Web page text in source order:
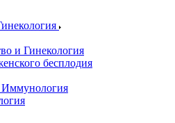
и Гинекология
бесплодия
Иммунология